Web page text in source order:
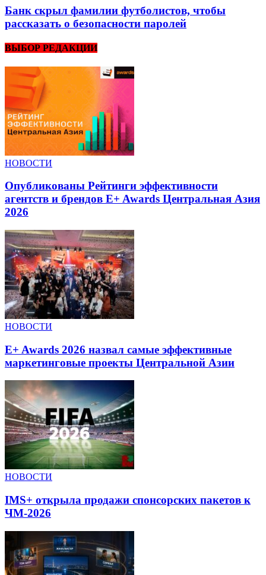
Банк скрыл фамилии футболистов, чтобы
рассказать о безопасности паролей
ВЫБОР РЕДАКЦИИ
НОВОСТИ
Опубликованы Рейтинги эффективности
агентств и брендов E+ Awards Центральная Азия
2026
НОВОСТИ
E+ Awards 2026 назвал самые эффективные
маркетинговые проекты Центральной Азии
НОВОСТИ
IMS+ открыла продажи спонсорских пакетов к
ЧМ-2026